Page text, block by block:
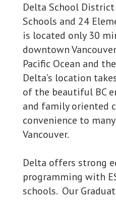
Delta School District
Schools and 24
is located only 30
downtown
Pacific Ocean and
Delta’s location
of the beautiful BC
and family oriented
convenience to
Vancouver.
Delta offers strong
programming with
schools. Our